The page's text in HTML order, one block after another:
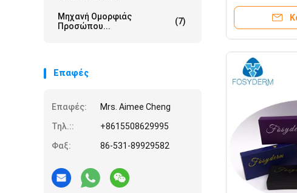
Μηχανή Ομορφιάς
Προσώπου...
(7)
Επαφές
Επαφές:
Mrs. Aimee Cheng
Τηλ.::
+8615508629995
Φαξ:
86-531-89929582